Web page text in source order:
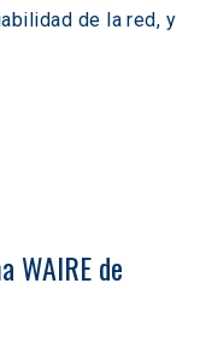
de la red, y
WAIRE de